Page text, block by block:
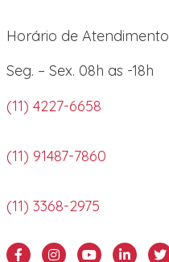
Horário de Atendimento
Seg. – Sex. 08h as -18h
(11) 4227-6658
(11) 91487-7860
(11) 3368-2975